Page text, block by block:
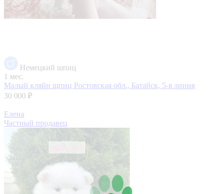
Немецкий шпиц
1 мес.
Малый кляйн щпиц Ростовская обл., Батайск, 5-я линия
30 000 ₽
Елена
Частный продавец